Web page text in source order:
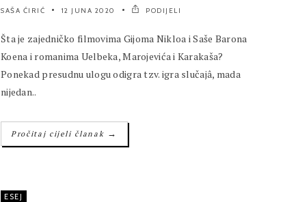
SAŠA ĆIRIĆ 12 JUNA 2020 PODIJELI
Šta je zajedničko filmovima Gijoma Nikloa i Saše Barona
Koena i romanima Uelbeka, Marojevića i Karakaša?
Ponekad presudnu ulogu odigra tzv. igra slučajâ, mada
nijedan..
Pročitaj cijeli članak →
ESEJ